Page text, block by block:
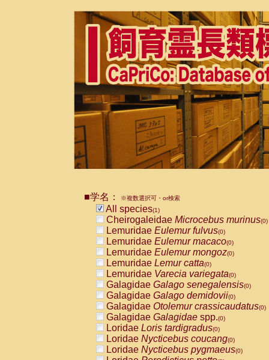
■学名： ※複数選択可・or検索
All species(1)
Cheirogaleidae Microcebus murinus(0)
Lemuridae Eulemur fulvus(0)
Lemuridae Eulemur macaco(0)
Lemuridae Eulemur mongoz(0)
Lemuridae Lemur catta(0)
Lemuridae Varecia variegata(0)
Galagidae Galago senegalensis(0)
Galagidae Galago demidovii(0)
Galagidae Otolemur crassicaudatus(0)
Galagidae Galagidae spp.(0)
Loridae Loris tardigradus(0)
Loridae Nycticebus coucang(0)
Loridae Nycticebus pygmaeus(0)